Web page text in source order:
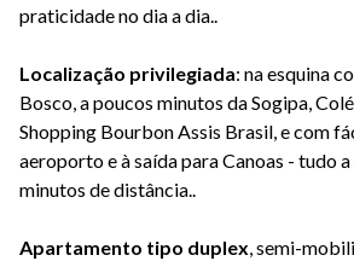
praticidade no dia a dia..
Localização privilegiada: na esquina
Bosco, a poucos minutos da Sogipa,
Shopping Bourbon Assis Brasil, e com
aeroporto e à saída para Canoas - tudo
minutos de distância..
Apartamento tipo duplex, semi-